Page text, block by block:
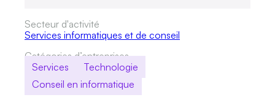
Secteur d'activité
Services informatiques et de conseil
Catégories d’entreprises
Services
Technologie
Conseil en informatique